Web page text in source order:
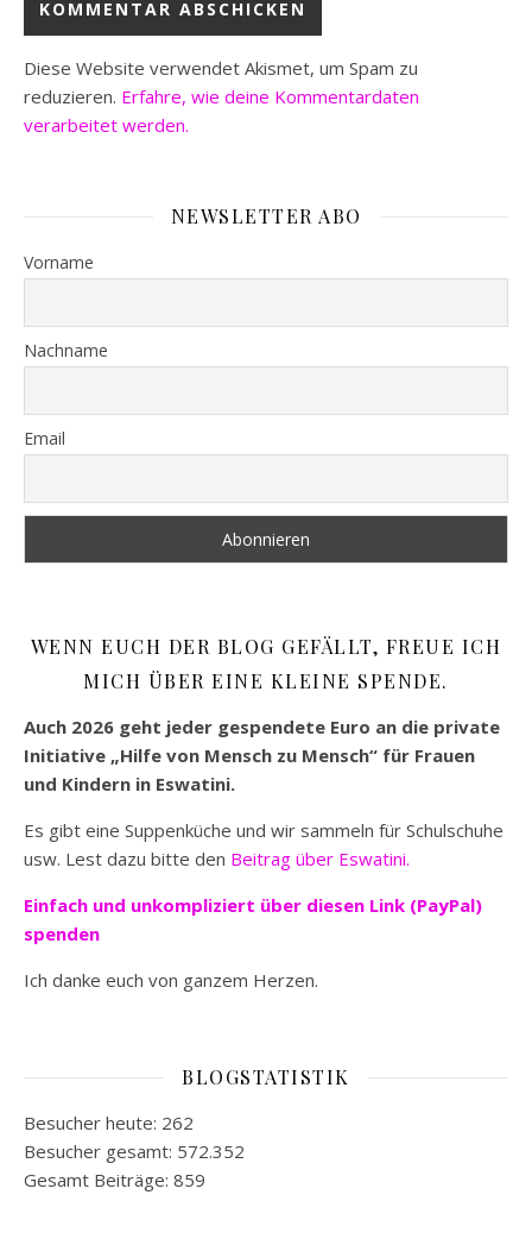
Diese Website verwendet Akismet, um Spam zu
reduzieren. Erfahre, wie deine Kommentardaten
verarbeitet werden.
NEWSLETTER ABO
Vorname
Nachname
Email
WENN EUCH DER BLOG GEFÄLLT, FREUE ICH
MICH ÜBER EINE KLEINE SPENDE.
Auch 2026 geht jeder gespendete Euro an die private
Initiative „Hilfe von Mensch zu Mensch“ für Frauen
und Kindern in Eswatini.
Es gibt eine Suppenküche und wir sammeln für Schulschuhe
usw. Lest dazu bitte den Beitrag über Eswatini.
Einfach und unkompliziert über diesen Link (PayPal)
spenden
Ich danke euch von ganzem Herzen.
BLOGSTATISTIK
Besucher heute: 262
Besucher gesamt: 572.352
Gesamt Beiträge: 859